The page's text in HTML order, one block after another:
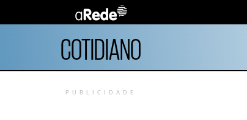
COTIDIANO
PUBLICIDADE